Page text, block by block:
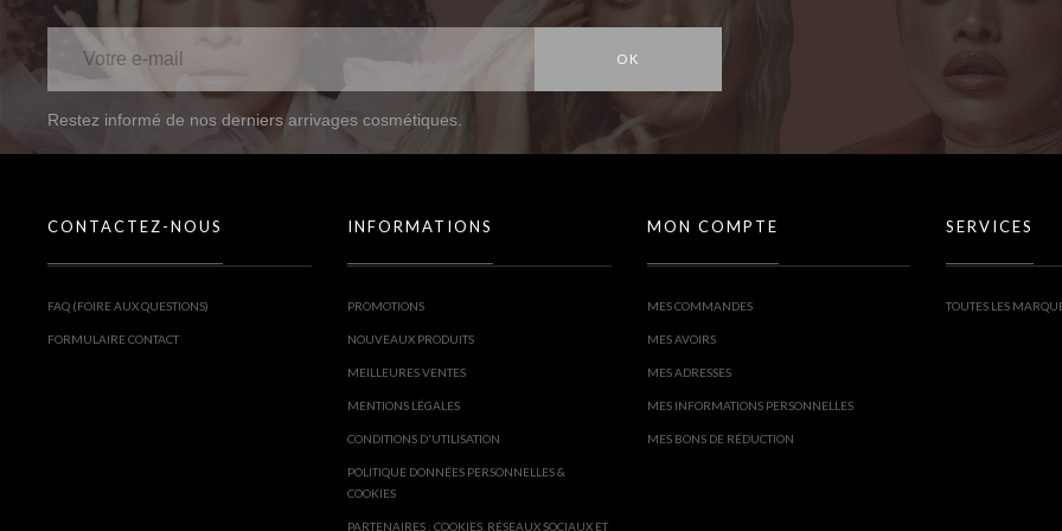
OK
Restez informé de nos derniers arrivages cosmétiques.
CONTACTEZ-NOUS
FAQ (FOIRE AUX QUESTIONS)
FORMULAIRE CONTACT
INFORMATIONS
PROMOTIONS
NOUVEAUX PRODUITS
MEILLEURES VENTES
MENTIONS LÉGALES
CONDITIONS D'UTILISATION
POLITIQUE DONNÉES PERSONNELLES &
COOKIES
PARTENAIRES : COOKIES, RÉSEAUX SOCIAUX ET
MON COMPTE
MES COMMANDES
MES AVOIRS
MES ADRESSES
MES INFORMATIONS PERSONNELLES
MES BONS DE RÉDUCTION
SERVICES
TOUTES LES